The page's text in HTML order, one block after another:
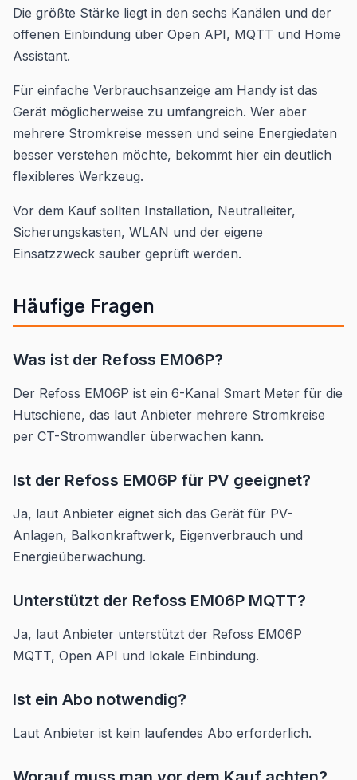
Die größte Stärke liegt in den sechs Kanälen und der
offenen Einbindung über Open API, MQTT und Home
Assistant.
Für einfache Verbrauchsanzeige am Handy ist das
Gerät möglicherweise zu umfangreich. Wer aber
mehrere Stromkreise messen und seine Energiedaten
besser verstehen möchte, bekommt hier ein deutlich
flexibleres Werkzeug.
Vor dem Kauf sollten Installation, Neutralleiter,
Sicherungskasten, WLAN und der eigene
Einsatzzweck sauber geprüft werden.
Häufige Fragen
Was ist der Refoss EM06P?
Der Refoss EM06P ist ein 6-Kanal Smart Meter für die
Hutschiene, das laut Anbieter mehrere Stromkreise
per CT-Stromwandler überwachen kann.
Ist der Refoss EM06P für PV geeignet?
Ja, laut Anbieter eignet sich das Gerät für PV-
Anlagen, Balkonkraftwerk, Eigenverbrauch und
Energieüberwachung.
Unterstützt der Refoss EM06P MQTT?
Ja, laut Anbieter unterstützt der Refoss EM06P
MQTT, Open API und lokale Einbindung.
Ist ein Abo notwendig?
Laut Anbieter ist kein laufendes Abo erforderlich.